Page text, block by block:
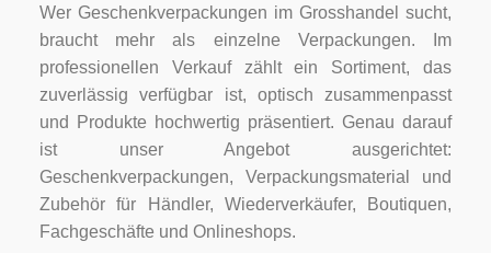
Wer Geschenkverpackungen im Grosshandel sucht,
braucht mehr als einzelne Verpackungen. Im
professionellen Verkauf zählt ein Sortiment, das
zuverlässig verfügbar ist, optisch zusammenpasst
und Produkte hochwertig präsentiert. Genau darauf
ist unser Angebot ausgerichtet:
Geschenkverpackungen, Verpackungsmaterial und
Zubehör für Händler, Wiederverkäufer, Boutiquen,
Fachgeschäfte und Onlineshops.